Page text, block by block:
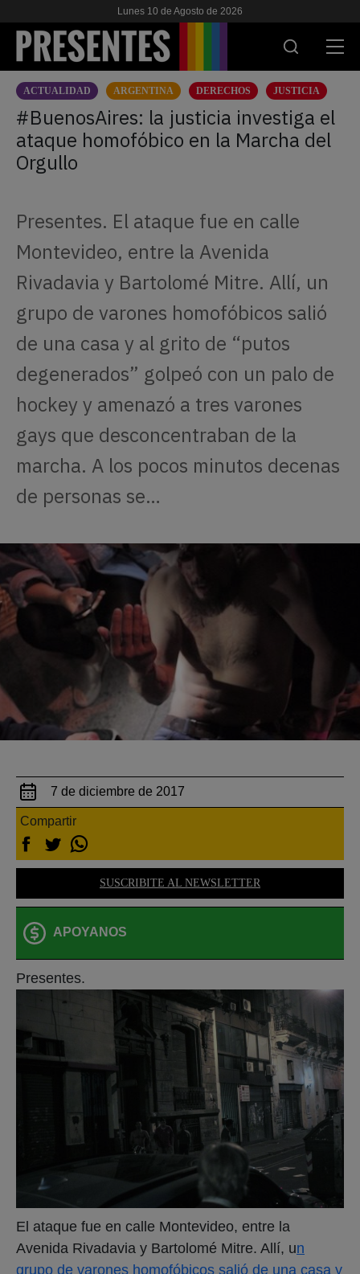
Lunes 10 de Agosto de 2026
ACTUALIDAD
INVESTIGACIONES
VIH & SIDA
ESCUELA
NOSOTRES
ACTUALIDAD ARGENTINA DERECHOS JUSTICIA
#BuenosAires: la justicia investiga el
ataque homofóbico en la Marcha del
Orgullo
Presentes. El ataque fue en calle
Montevideo, entre la Avenida
Rivadavia y Bartolomé Mitre. Allí, un
grupo de varones homofóbicos salió
de una casa y al grito de “putos
degenerados” golpeó con un palo de
hockey y amenazó a tres varones
gays que desconcentraban de la
marcha. A los pocos minutos decenas
de personas se…
7 de diciembre de 2017
Compartir
SUSCRIBITE AL NEWSLETTER
APOYANOS
Presentes.
El ataque fue en calle Montevideo, entre la
Avenida Rivadavia y Bartolomé Mitre. Allí, un
grupo de varones homofóbicos salió de una casa y